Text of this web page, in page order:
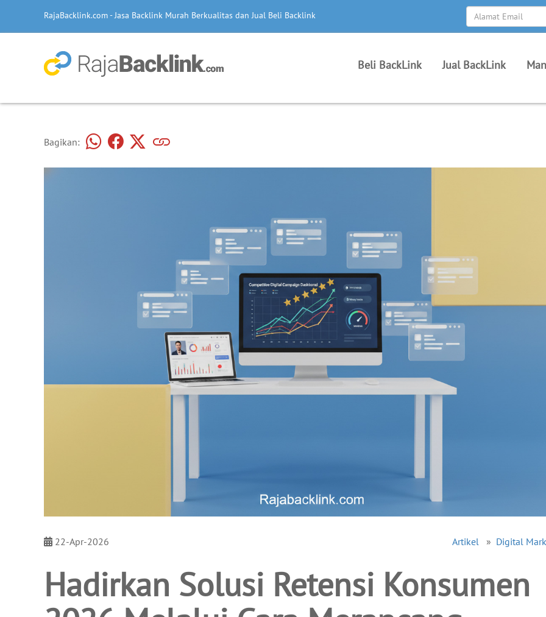
RajaBacklink.com - Jasa Backlink Murah Berkualitas dan Jual Beli Backlink
Beli BackLink Jual BackLink
Bagikan:
22-Apr-2026 Artikel » Digital
Hadirkan Solusi Retensi Konsumen